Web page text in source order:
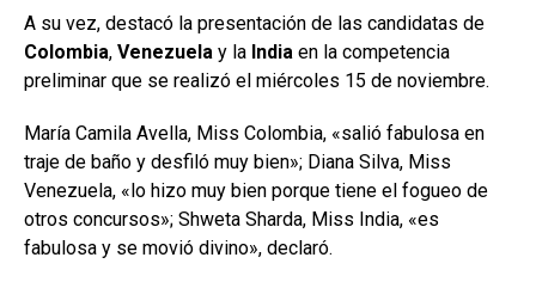
A su vez, destacó la presentación de las candidatas de
Colombia, Venezuela y la India en la competencia
preliminar que se realizó el miércoles 15 de noviembre.
María Camila Avella, Miss Colombia, «salió fabulosa en
traje de baño y desfiló muy bien»; Diana Silva, Miss
Venezuela, «lo hizo muy bien porque tiene el fogueo de
otros concursos»; Shweta Sharda, Miss India, «es
fabulosa y se movió divino», declaró.